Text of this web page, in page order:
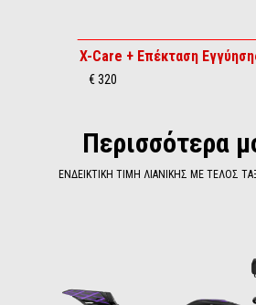
X-Care + Επέκταση
€ 320
Περισσότερα
ΕΝΔΕΙΚΤΙΚΗ ΤΙΜΗ ΛΙΑΝΙΚΗΣ ΜΕ ΤΕΛΟΣ